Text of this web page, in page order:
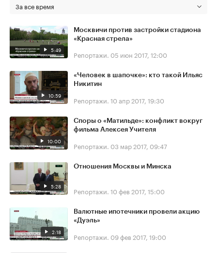
За все время
5:49
Москвичи против застройки стадиона
«Красная стрела»
Репортажи. 05 июн 2017, 12:00
10:59
«Человек в шапочке»: кто такой Ильяс
Никитин
Репортажи. 10 апр 2017, 19:30
10:00
Споры о «Матильде»: конфликт вокруг
фильма Алексея Учителя
Репортажи. 03 мар 2017, 09:47
5:28
Отношения Москвы и Минска
Репортажи. 10 фев 2017, 15:00
2:18
Валютные ипотечники провели акцию
«Дуэль»
Репортажи. 09 фев 2017, 19:00